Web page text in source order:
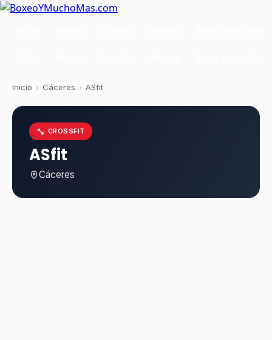
Inicio › Cáceres › ASfit
CROSSFIT
ASfit
Cáceres